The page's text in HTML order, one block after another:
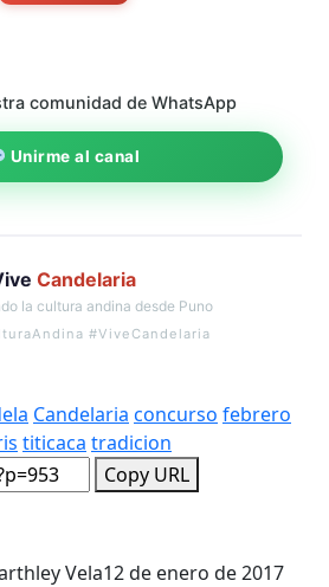
comunidad de WhatsApp
Unirme al canal
Candelaria
la cultura andina desde Puno
#ViveCandelaria
Candelaria concurso febrero
titicaca tradicion
Copy URL
Vela12 de enero de 2017